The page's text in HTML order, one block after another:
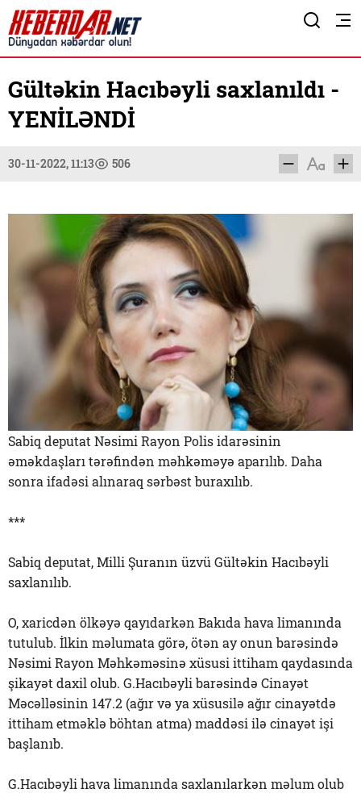
Gültəkin Hacıbəyli saxlanıldı -
YENİLƏNDİ
30-11-2022, 11:13 506
Sabiq deputat Nəsimi Rayon Polis idarəsinin
əməkdaşları tərəfindən məhkəməyə aparılıb. Daha
sonra ifadəsi alınaraq sərbəst buraxılıb.
***
Sabiq deputat, Milli Şuranın üzvü Gültəkin Hacıbəyli
saxlanılıb.
O, xaricdən ölkəyə qayıdarkən Bakıda hava limanında
tutulub. İlkin məlumata görə, ötən ay onun barəsində
Nəsimi Rayon Məhkəməsinə xüsusi ittiham qaydasında
şikayət daxil olub. G.Hacıbəyli barəsində Cinayət
Məcəlləsinin 147.2 (ağır və ya xüsusilə ağır cinayətdə
ittiham etməklə böhtan atma) maddəsi ilə cinayət işi
başlanıb.
G.Hacıbəyli hava limanında saxlanılarkən məlum olub